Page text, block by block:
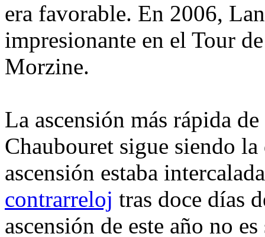
era favorable. En 2006,
impresionante en el Tour
Morzine.
La ascensión más rápida
Chaubouret sigue siendo
ascensión estaba
contrarreloj tras doce días
ascensión de este año no